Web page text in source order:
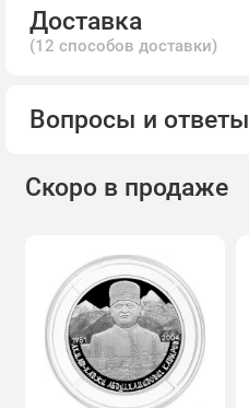
Доставка
(12 способов доставки)
Вопросы и ответы
Скоро в продаже